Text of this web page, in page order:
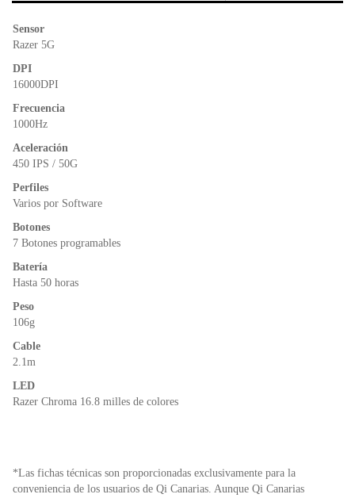
Sensor
Razer 5G
DPI
16000DPI
Frecuencia
1000Hz
Aceleración
450 IPS / 50G
Perfiles
Varios por Software
Botones
7 Botones programables
Batería
Hasta 50 horas
Peso
106g
Cable
2.1m
LED
Razer Chroma 16.8 milles de colores
*Las fichas técnicas son proporcionadas exclusivamente para la
conveniencia de los usuarios de Qi Canarias. Aunque Qi Canarias